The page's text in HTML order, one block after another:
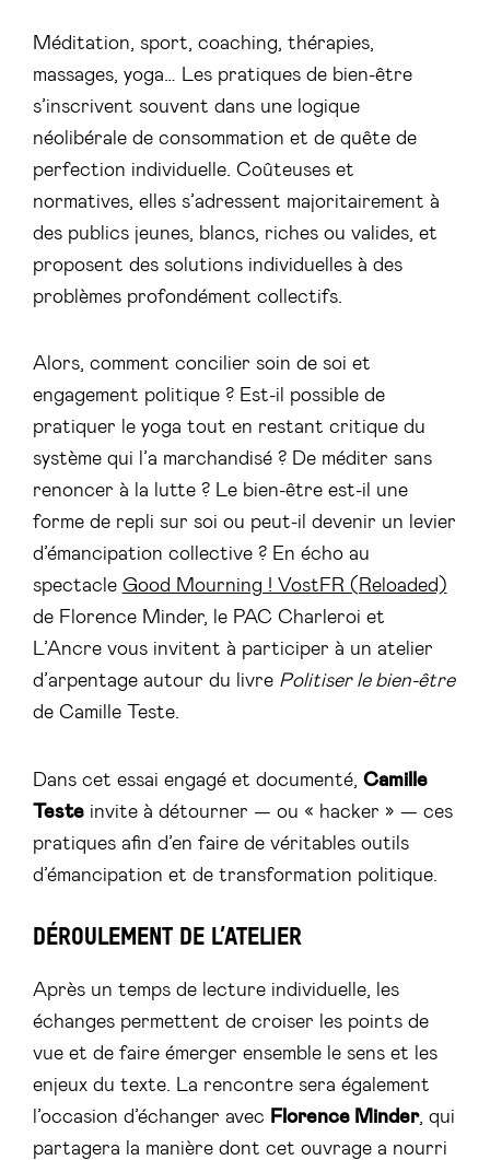
Méditation, sport, coaching, thérapies,
massages, yoga… Les pratiques de bien-être
s’inscrivent souvent dans une logique
néolibérale de consommation et de quête de
perfection individuelle. Coûteuses et
normatives, elles s’adressent majoritairement à
des publics jeunes, blancs, riches ou valides, et
proposent des solutions individuelles à des
problèmes profondément collectifs.
Alors, comment concilier soin de soi et
engagement politique ? Est-il possible de
pratiquer le yoga tout en restant critique du
système qui l’a marchandisé ? De méditer sans
renoncer à la lutte ? Le bien-être est-il une
forme de repli sur soi ou peut-il devenir un levier
d’émancipation collective ? En écho au
spectacle Good Mourning ! VostFR (Reloaded)
de Florence Minder, le PAC Charleroi et
L’Ancre vous invitent à participer à un atelier
d’arpentage autour du livre Politiser le bien-être
de Camille Teste.
Dans cet essai engagé et documenté, Camille
Testeinvite à détourner — ou « hacker » — ces
pratiques afin d’en faire de véritables outils
d’émancipation et de transformation politique.
DÉROULEMENT DE L’ATELIER
Après un temps de lecture individuelle, les
échanges permettent de croiser les points de
vue et de faire émerger ensemble le sens et les
enjeux du texte. La rencontre sera également
l’occasion d’échanger avec Florence Minder, qui
partagera la manière dont cet ouvrage a nourri